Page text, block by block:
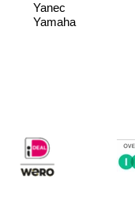
Yanec
Yamaha